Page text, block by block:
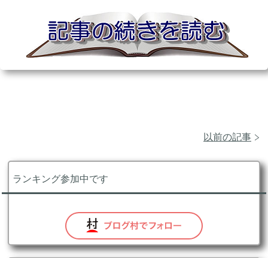
以前の記事
ランキング参加中です